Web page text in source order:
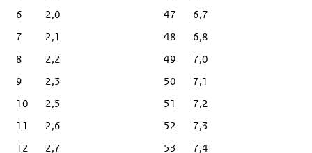
6
2,0
7
2,1
8
2,2
9
2,3
10
2,5
11
2,6
12
2,7
47
6,7
48
6,8
49
7,0
50
7,1
51
7,2
52
7,3
53
7,4